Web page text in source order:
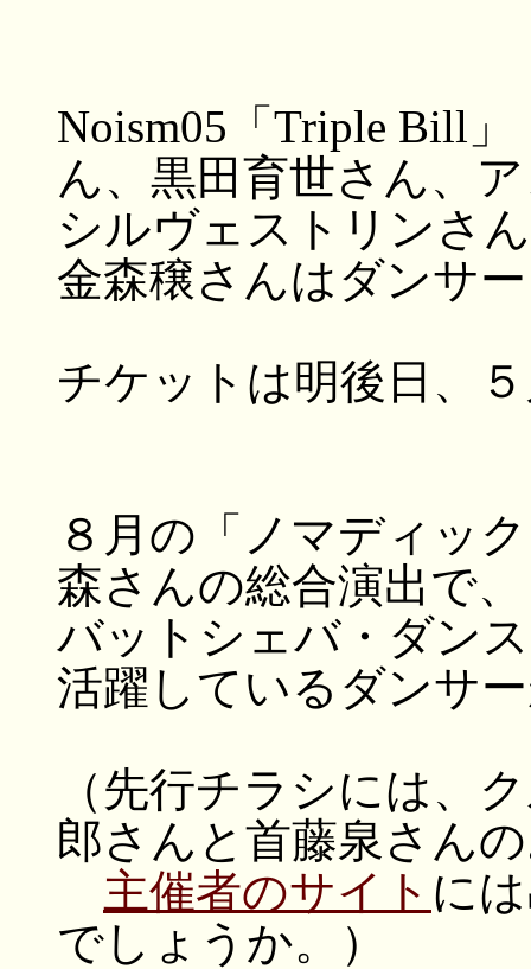
Noism05「Triple Bill
ん、黒田育世さん、
シルヴェストリンさ
金森穣さんはダンサ
チケットは明後日、
８月の「ノマディッ
森さんの総合演出で
バットシェバ・ダン
活躍しているダンサ
（先行チラシには、
郎さんと首藤泉さん
主催者のサイト に
でしょうか。）